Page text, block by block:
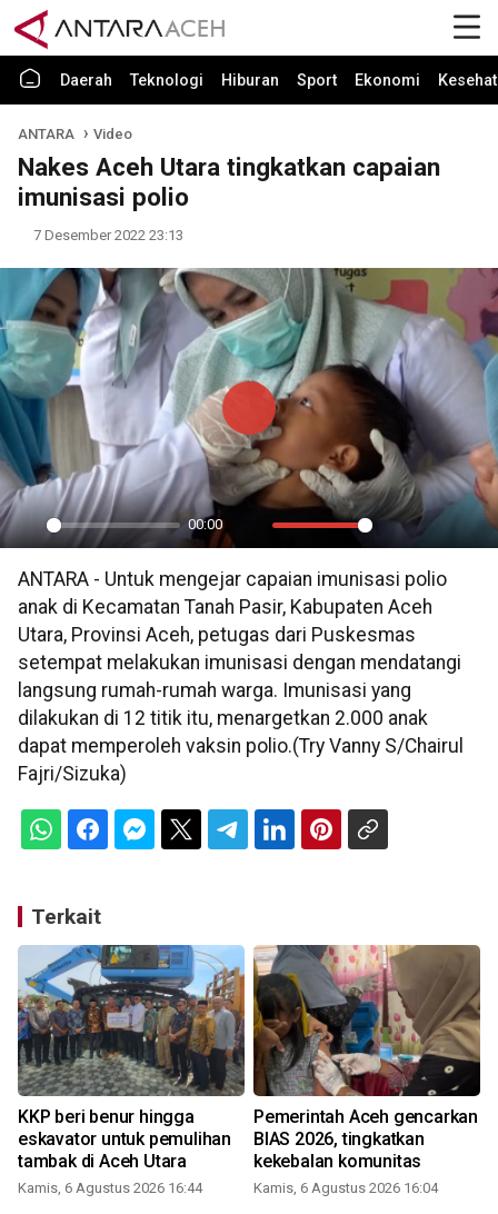
Daerah Teknologi Hiburan Sport Ekonomi
ANTARA Video
Nakes Aceh Utara tingkatkan capaian
imunisasi polio
7 Desember 2022 23:13
Play
00:00
Mute Settings
PIP
Play
ANTARA - Untuk mengejar capaian imunisasi polio
anak di Kecamatan Tanah Pasir, Kabupaten Aceh
Utara, Provinsi Aceh, petugas dari Puskesmas
setempat melakukan imunisasi dengan mendatangi
langsung rumah-rumah warga. Imunisasi yang
dilakukan di 12 titik itu, menargetkan 2.000 anak
dapat memperoleh vaksin polio.(Try Vanny S/Chairul
Fajri/Sizuka)
Terkait
KKP beri benur hingga
eskavator untuk pemulihan
tambak di Aceh Utara
Kamis, 6 Agustus 2026 16:44
Pemerintah Aceh gencarkan
BIAS 2026, tingkatkan
kekebalan komunitas
Kamis, 6 Agustus 2026 16:04